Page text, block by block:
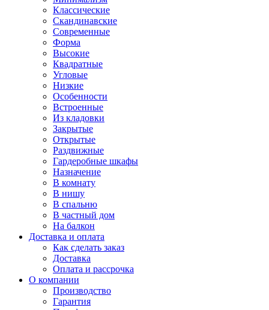
Классические
Скандинавские
Современные
Форма
Высокие
Квадратные
Угловые
Низкие
Особенности
Встроенные
Из кладовки
Закрытые
Открытые
Раздвижные
Гардеробные шкафы
Назначение
В комнату
В нишу
В спальню
В частный дом
На балкон
Доставка и оплата
Как сделать заказ
Доставка
Оплата и рассрочка
О компании
Производство
Гарантия